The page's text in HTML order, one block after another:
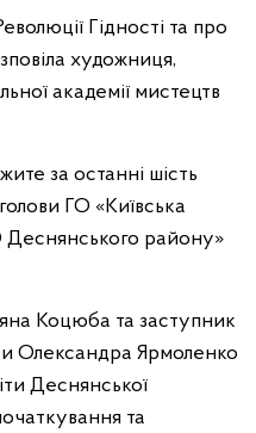
Гідності та про
художниця,
академії мистецтв
за останні шість
ГО «Київська
Деснянського району»
Коцюба та заступник
Олександра Ярмоленко
Деснянської
та